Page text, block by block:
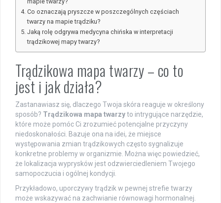
Co oznaczają pryszcze w poszczególnych częściach
twarzy na mapie trądziku?
Jaką rolę odgrywa medycyna chińska w interpretacji
trądzikowej mapy twarzy?
Trądzikowa mapa twarzy – co to
jest i jak działa?
Zastanawiasz się, dlaczego Twoja skóra reaguje w określony
sposób? Trądzikowa mapa twarzyto intrygujące narzędzie,
które może pomóc Ci zrozumieć potencjalne przyczyny
niedoskonałości. Bazuje ona na idei, że miejsce
występowania zmian trądzikowych często sygnalizuje
konkretne problemy w organizmie. Można więc powiedzieć,
że lokalizacja wyprysków jest odzwierciedleniem Twojego
samopoczucia i ogólnej kondycji.
Przykładowo, uporczywy trądzik w pewnej strefie twarzy
może wskazywać na zachwianie równowagi hormonalnej.